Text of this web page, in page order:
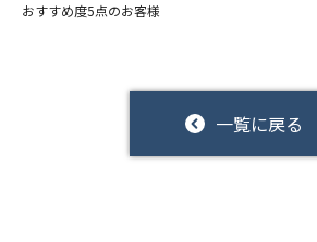
おすすめ度5点のお客様
一覧に戻る